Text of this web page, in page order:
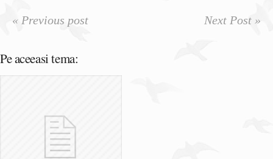
« Previous post Next Post »
Pe aceeasi tema: